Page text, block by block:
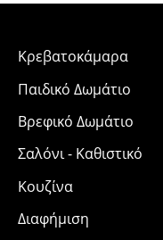
Κρεβατοκάμαρα
Παιδικό Δωμάτιο
Βρεφικό Δωμάτιο
Σαλόνι - Καθιστικό
Κουζίνα
Διαφήμιση